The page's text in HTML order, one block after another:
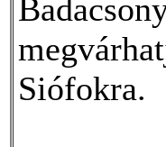
Siófokra.